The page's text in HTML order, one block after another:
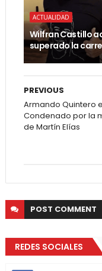
ACTUALIDAD
Wilfran Castillo
superado la
PREVIOUS
Armando Quintero
Condenado por la
de Martín Elías
POST COMMENT
REDES SOCIALES